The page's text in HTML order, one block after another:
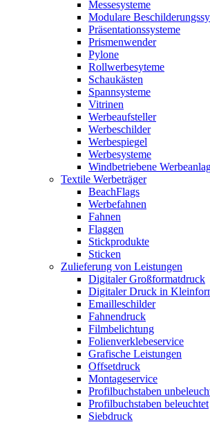
Messesysteme
Modulare
Präsentationssysteme
Prismenwender
Pylone
Rollwerbesyteme
Schaukästen
Spannsysteme
Vitrinen
Werbeaufsteller
Werbeschilder
Werbespiegel
Werbesysteme
Windbetriebene
Textile Werbeträger
BeachFlags
Werbefahnen
Fahnen
Flaggen
Stickprodukte
Sticken
Zulieferung von Leistungen
Digitaler Großformatdruck
Digitaler Druck in
Emailleschilder
Fahnendruck
Filmbelichtung
Folienverklebeservice
Grafische Leistungen
Offsetdruck
Montageservice
Profilbuchstaben
Profilbuchstaben beleuchtet
Siebdruck